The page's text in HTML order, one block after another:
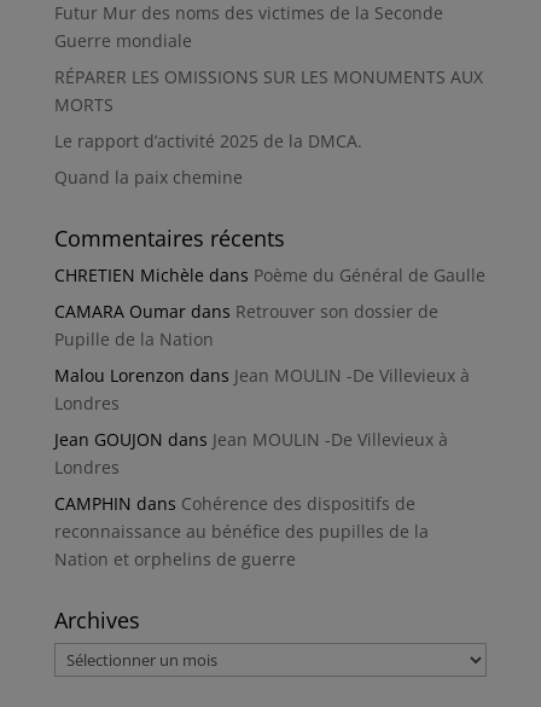
Futur Mur des noms des victimes de la Seconde
Guerre mondiale
RÉPARER LES OMISSIONS SUR LES MONUMENTS AUX
MORTS
Le rapport d’activité 2025 de la DMCA.
Quand la paix chemine
Commentaires récents
CHRETIEN Michèle dans Poème du Général de Gaulle
CAMARA Oumardans Retrouver son dossier de
Pupille de la Nation
Malou Lorenzon dans Jean MOULIN -De Villevieux à
Londres
Jean GOUJON dans Jean MOULIN -De Villevieux à
Londres
CAMPHIN dans Cohérence des dispositifs de
reconnaissance au bénéfice des pupilles de la
Nation et orphelins de guerre
Archives
Archives